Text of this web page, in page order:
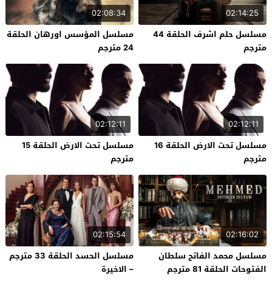
02:14:25
مسلسل حلم اشرف الحلقة 44
مترجم
02:08:34
مسلسل المؤسس اورهان الحلقة
24 مترجم
02:12:11
مسلسل تحت الارض الحلقة 16
مترجم
02:12:11
مسلسل تحت الارض الحلقة 15
مترجم
02:16:02
مسلسل محمد الفاتح سلطان
الفتوحات الحلقة 81 مترجم
02:15:54
مسلسل الحسد الحلقة 33 مترجم
– الاخيرة